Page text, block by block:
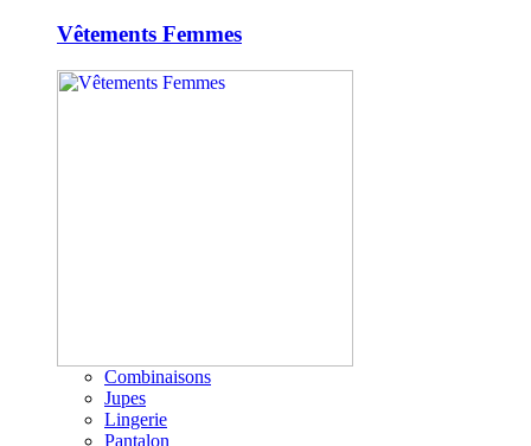
Vêtements Femmes
Combinaisons
Jupes
Lingerie
Pantalon